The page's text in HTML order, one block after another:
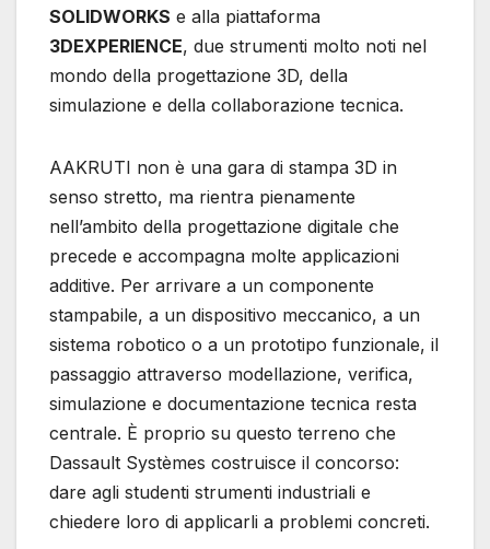
SOLIDWORKS e alla piattaforma
3DEXPERIENCE, due strumenti molto noti nel
mondo della progettazione 3D, della
simulazione e della collaborazione tecnica.
AAKRUTI non è una gara di stampa 3D in
senso stretto, ma rientra pienamente
nell’ambito della progettazione digitale che
precede e accompagna molte applicazioni
additive. Per arrivare a un componente
stampabile, a un dispositivo meccanico, a un
sistema robotico o a un prototipo funzionale, il
passaggio attraverso modellazione, verifica,
simulazione e documentazione tecnica resta
centrale. È proprio su questo terreno che
Dassault Systèmes costruisce il concorso:
dare agli studenti strumenti industriali e
chiedere loro di applicarli a problemi concreti.